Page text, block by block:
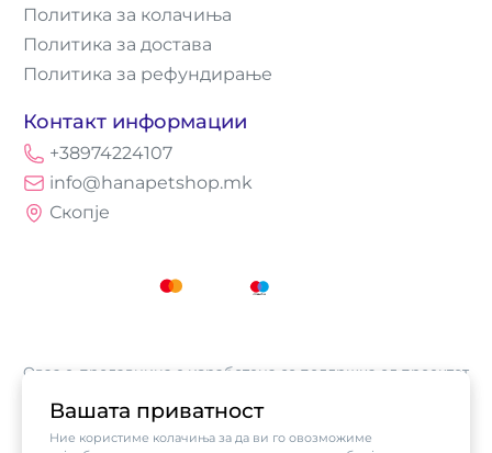
Вашата приватност
Ние користиме колачиња за да ви го овозможиме
Политика за колачиња
Политика за достава
Политика за рефундирање
Контакт информации
+38974224107
info@hanapetshop.mk
Скопје
Оваа е-продавница е изработена со поддршка од проектот
„Е-трговија: Супермоќ за локалните бизниси vol.2",
кој е имплементиран од